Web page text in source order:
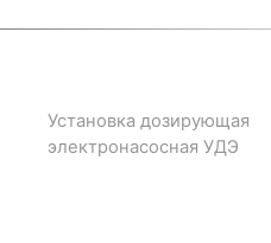
Установка дозирующая
электронасосная УДЭ